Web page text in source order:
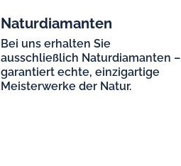
Naturdiamanten
Bei uns erhalten Sie
ausschließlich Naturdiamanten –
garantiert echte, einzigartige
Meisterwerke der Natur.